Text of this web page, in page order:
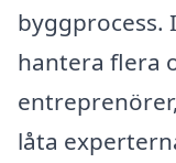
byggprocess.
hantera flera
låta